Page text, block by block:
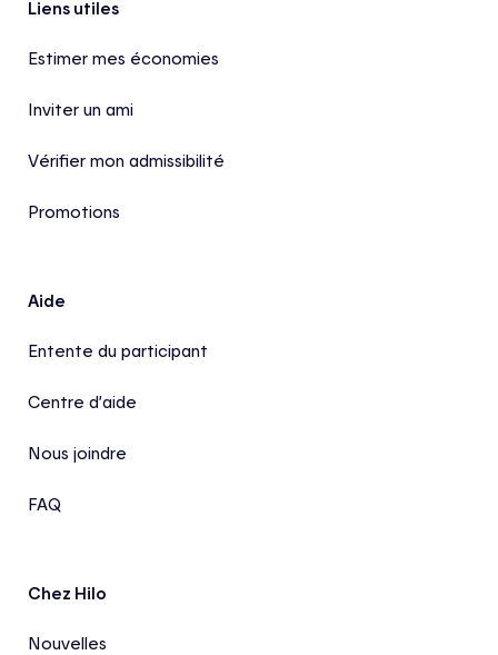
Pied de page
Liens utiles
Estimer mes économies
Inviter un ami
Vérifier mon admissibilité
Promotions
Aide
Entente du participant
Centre d’aide
Nous joindre
FAQ
Chez Hilo
Nouvelles